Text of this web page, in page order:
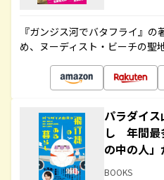
『ガンジス河でバタフライ』
め、ヌーディスト・ビーチの聖
パラダイ
し 年間最
の中の人
BOOKS